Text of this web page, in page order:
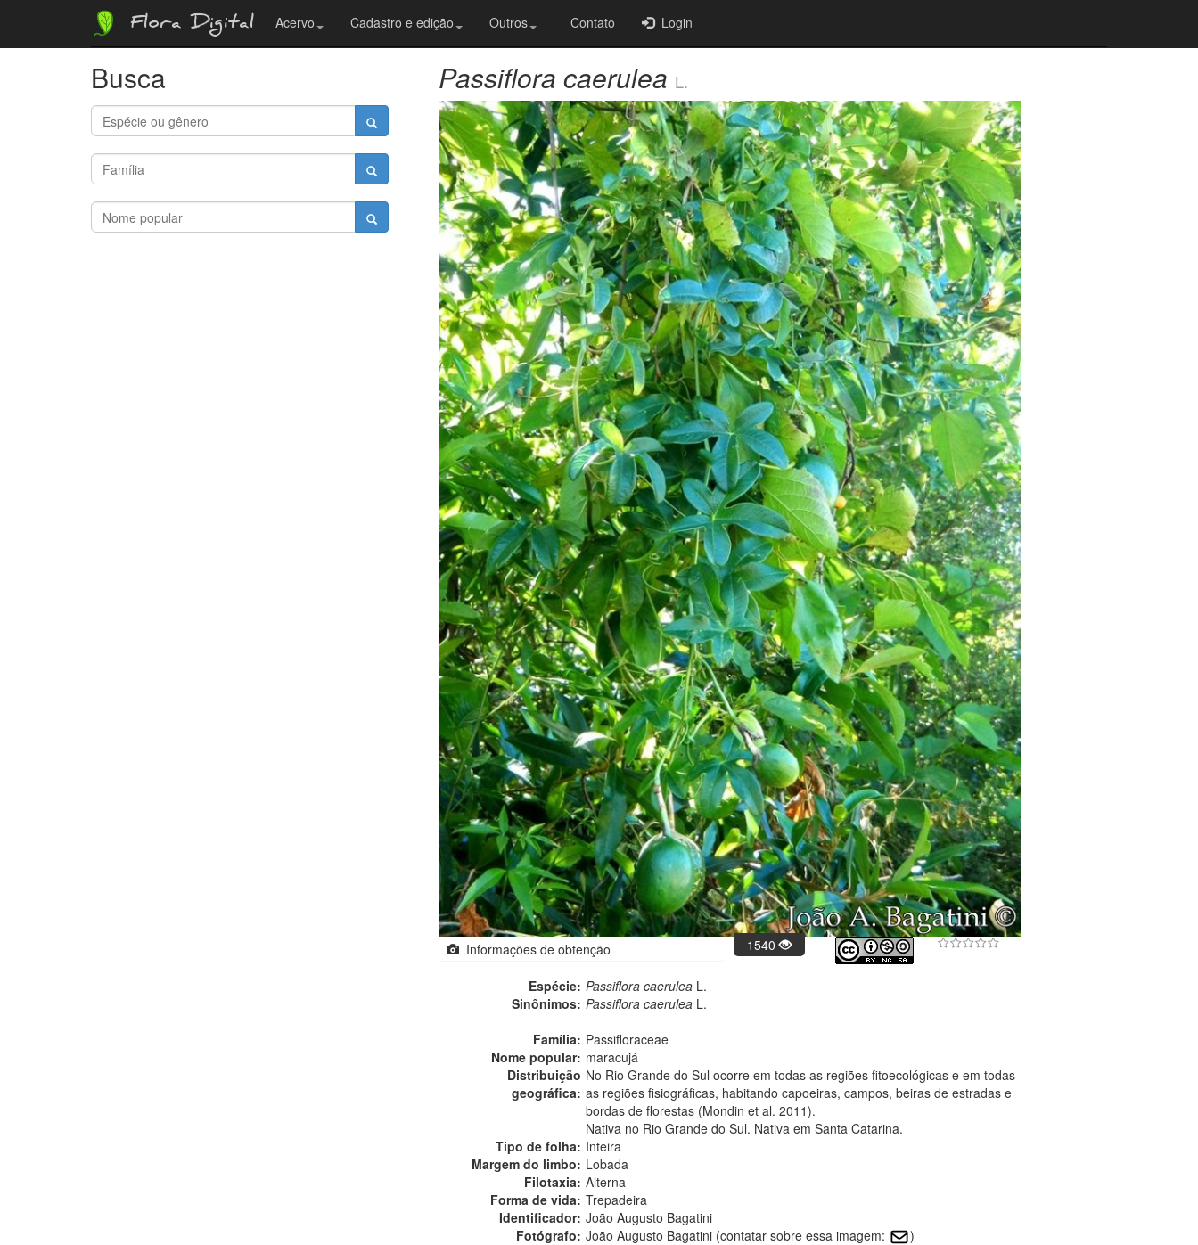
Flora Digital Acervo Cadastro e edição Outros Contato Login
Busca Passiflora caerulea L.
Informações de obtenção 1540
Espécie: Passiflora caerulea L.
Sinônimos: Passiflora caerulea L.
Família: Passifloraceae
Nome popular: maracujá
Distribuição
geográfica:
No Rio Grande do Sul ocorre em todas as regiões fitoecológicas e em todas
as regiões fisiográficas, habitando capoeiras, campos, beiras de estradas e
bordas de florestas (Mondin et al. 2011).
Nativa no Rio Grande do Sul. Nativa em Santa Catarina.
Tipo de folha: Inteira
Margem do limbo: Lobada
Filotaxia: Alterna
Forma de vida: Trepadeira
Identificador: João Augusto Bagatini
Fotógrafo: João Augusto Bagatini (contatar sobre essa imagem:
)